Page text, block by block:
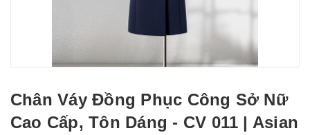
Chân Váy Đồng Phục Công Sở Nữ
Cao Cấp, Tôn Dáng - CV 011 | Asian